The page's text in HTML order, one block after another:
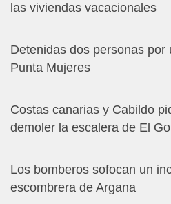
las viviendas vacacionales
Detenidas dos personas por
Punta Mujeres
Costas canarias y Cabildo
demoler la escalera de El
Los bomberos sofocan un
escombrera de Argana